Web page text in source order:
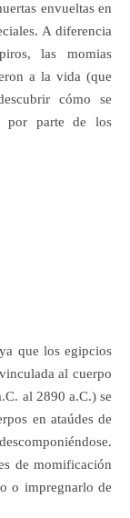
envueltas en
A diferencia
las momias
a la vida (que
cómo se
por parte de los
que los egipcios
al cuerpo
al 2890 a.C.) se
en ataúdes de
de momificación
o impregnarlo de